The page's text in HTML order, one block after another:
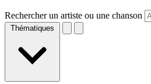
Rechercher un artiste ou une chanson
Thématiques